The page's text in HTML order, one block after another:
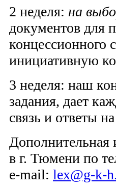
2 неделя: на
документов для
концессионного
инициативную
3 неделя: наш
задания, дает
связь и ответы
в г. Тюмени по
e-mail: lex@g-k-